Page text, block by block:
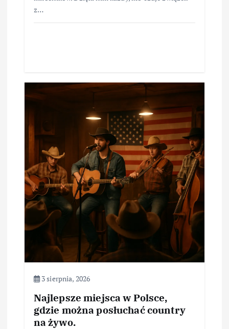
z…
3 sierpnia, 2026
Najlepsze miejsca w Polsce,
gdzie można posłuchać country
na żywo.